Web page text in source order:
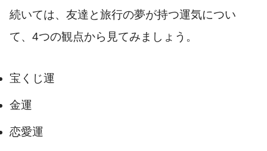
続いては、友達と旅行の夢が持つ運気につい
て、4つの観点から見てみましょう。
宝くじ運
金運
恋愛運